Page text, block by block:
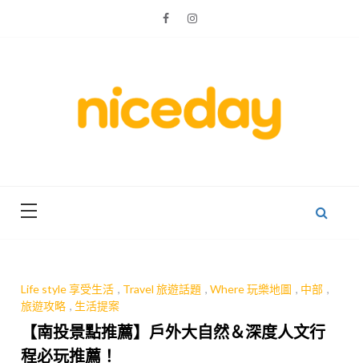
Life style 享受生活 , Travel 旅遊話題 ,Where 玩樂地圖 , 中部 ,
旅遊攻略 , 生活提案
【南投景點推薦】戶外大自然＆深度人文行
程必玩推薦！